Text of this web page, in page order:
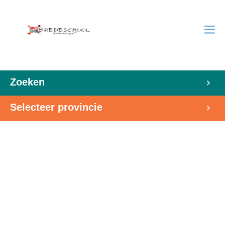
Zoeken
Selecteer provincie